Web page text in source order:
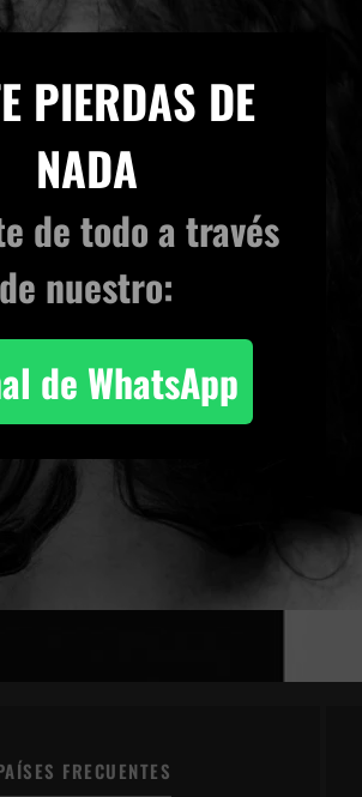
FRECUENTES
PIERDAS DE
NADA
de todoa través
de nuestro:
de WhatsApp